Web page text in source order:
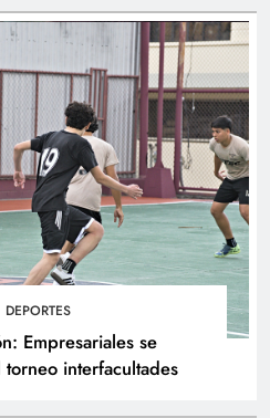
DEPORTES
Empresariales se
interfacultades